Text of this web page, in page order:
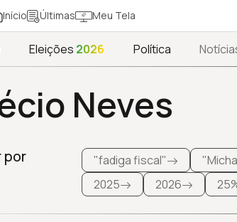
Início Últimas Meu Tela
Eleições 2026 Política
Neves
por
"fadiga fiscal"
2025
2026